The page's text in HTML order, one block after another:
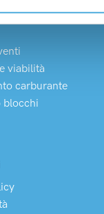
viabilità
carburante
blocchi